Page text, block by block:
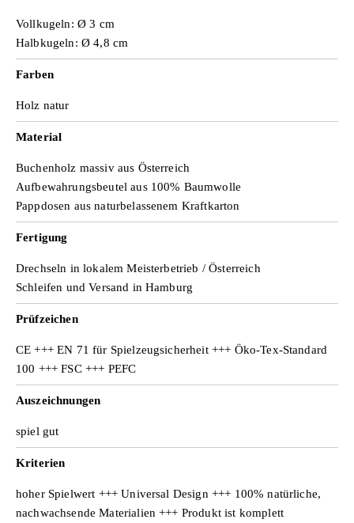
e
Vollkugeln: Ø 3 cm
Halbkugeln: Ø 4,8 cm
Farben
Holz natur
Material
Buchenholz massiv aus Österreich
Aufbewahrungsbeutel aus 100% Baumwolle
Pappdosen aus naturbelassenem Kraftkarton
Fertigung
Drechseln in lokalem Meisterbetrieb / Österreich
Schleifen und Versand in Hamburg
Prüfzeichen
CE +++ EN 71 für Spielzeugsicherheit +++ Öko-Tex-Standard
100 +++ FSC +++ PEFC
Auszeichnungen
spiel gut
Kriterien
hoher Spielwert +++ Universal Design +++ 100% natürliche,
nachwachsende Materialien +++ Produkt ist komplett